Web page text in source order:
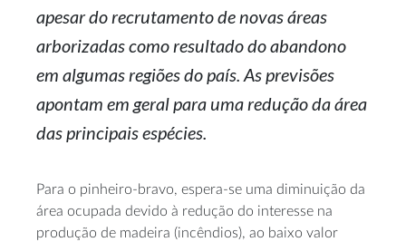
apesar do recrutamento de novas áreas
arborizadas como resultado do abandono
em algumas regiões do país. As previsões
apontam em geral para uma redução da área
das principais espécies.
Para o pinheiro-bravo, espera-se uma diminuição da
área ocupada devido à redução do interesse na
produção de madeira (incêndios), ao baixo valor